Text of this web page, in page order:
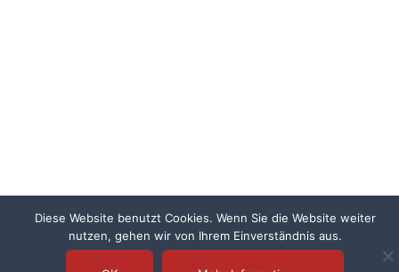
Diese Website benutzt Cookies. Wenn Sie die Website weiter
nutzen, gehen wir von Ihrem Einverständnis aus.